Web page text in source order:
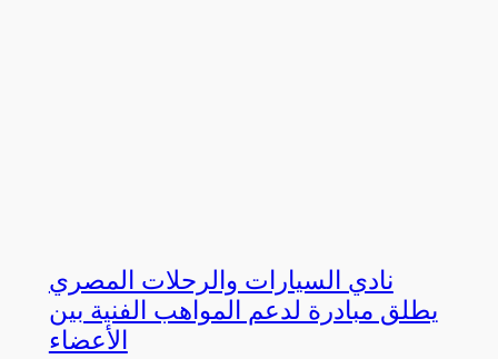
نادي السيارات والرحلات المصري
يطلق مبادرة لدعم المواهب الفنية بين
الأعضاء